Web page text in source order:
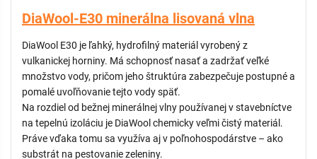
DiaWool-E30 minerálna lisovaná vlna
DiaWool E30 je ľahký, hydrofilný materiál vyrobený z
vulkanickej horniny. Má schopnosť nasať a zadržať veľké
množstvo vody, pričom jeho štruktúra zabezpečuje postupné a
pomalé uvoľňovanie tejto vody späť.
Na rozdiel od bežnej minerálnej vlny používanej v stavebníctve
na tepelnú izoláciu je DiaWool chemicky veľmi čistý materiál.
Práve vďaka tomu sa využíva aj v poľnohospodárstve – ako
substrát na pestovanie zeleniny.